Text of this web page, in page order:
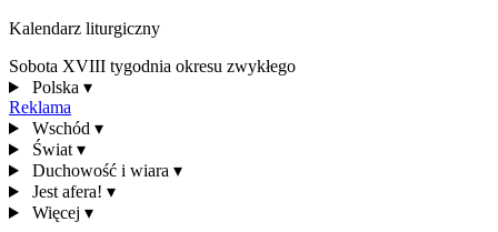
Kalendarz liturgiczny
Sobota XVIII tygodnia okresu zwykłego
Polska ▾
Reklama
Wschód ▾
Świat ▾
Duchowość i wiara ▾
Jest afera! ▾
Więcej ▾